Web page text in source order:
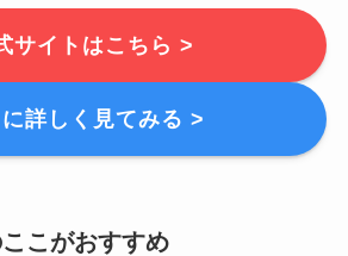
サイトはこちら >
詳しく見てみる >
こがおすすめ